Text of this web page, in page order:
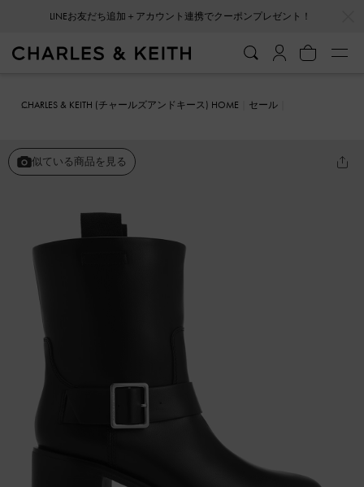
LINEお友だち追加＋アカウント連携でクーポンプレゼント！
CHARLES & KEITH (チャールズアンドキース) HOME
セール
似ている商品を見る